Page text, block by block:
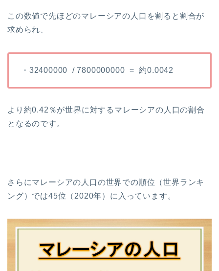
この数値で先ほどのマレーシアの人口を割ると割合が
求められ、
・32400000 / 7800000000 = 約0.0042
より約0.42％が世界に対するマレーシアの人口の割合
となるのです。
さらにマレーシアの人口の世界での順位（世界ランキ
ング）では45位（2020年）に入っています。